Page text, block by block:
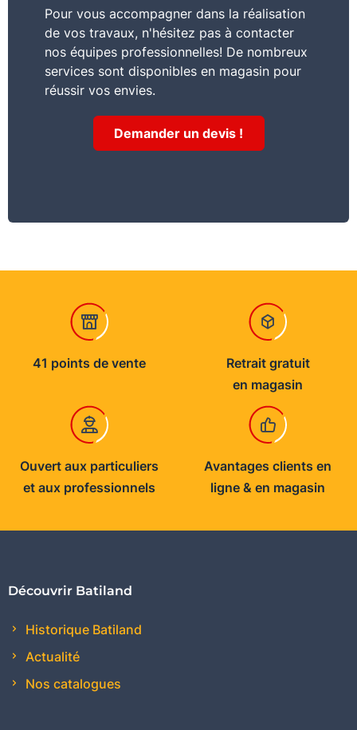
Commentaire
Une large palette de couleurs. Tubes de
descente cylindriques ou ovoïdes. Une gestion
maîtrisée de la dilatation. Garantie 30 ans
Pour vous accompagner dans la réalisation
de vos travaux, n'hésitez pas à contacter
nos équipes professionnelles! De nombreux
services sont disponibles en magasin pour
réussir vos envies.
Demander un devis !
41 points de vente
Retrait gratuit
en magasin
Ouvert aux particuliers
et aux professionnels
Avantages clients en
ligne & en magasin
Découvrir Batiland
Historique Batiland
Actualité
Nos catalogues